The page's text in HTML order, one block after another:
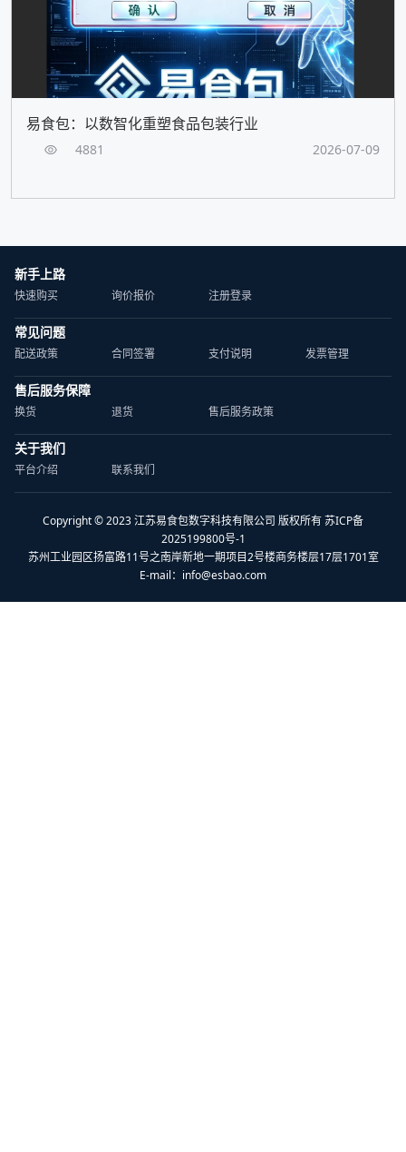
易食包：以数智化重塑食品包装行业
4881 2026-07-09
新手上路
快速购买 询价报价 注册登录
常见问题
配送政策 合同签署 支付说明 发票管理
售后服务保障
换货 退货 售后服务政策
关于我们
平台介绍 联系我们
Copyright © 2023 江苏易食包数字科技有限公司 版权所有 苏ICP备
2025199800号-1
苏州工业园区扬富路11号之南岸新地一期项目2号楼商务楼层17层1701室
E-mail： info@esbao.com